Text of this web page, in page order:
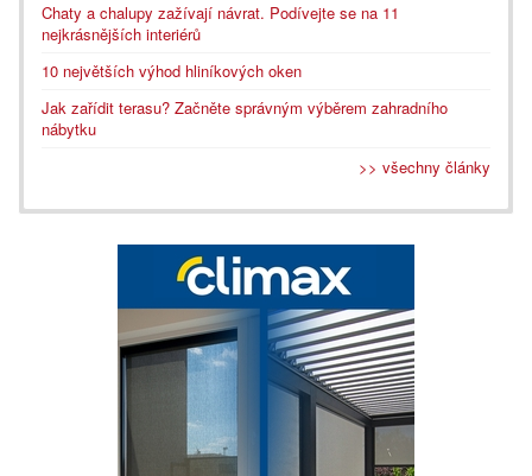
Chaty a chalupy zažívají návrat. Podívejte se na 11
nejkrásnějších interiérů
10 největších výhod hliníkových oken
Jak zařídit terasu? Začněte správným výběrem zahradního
nábytku
>> všechny články